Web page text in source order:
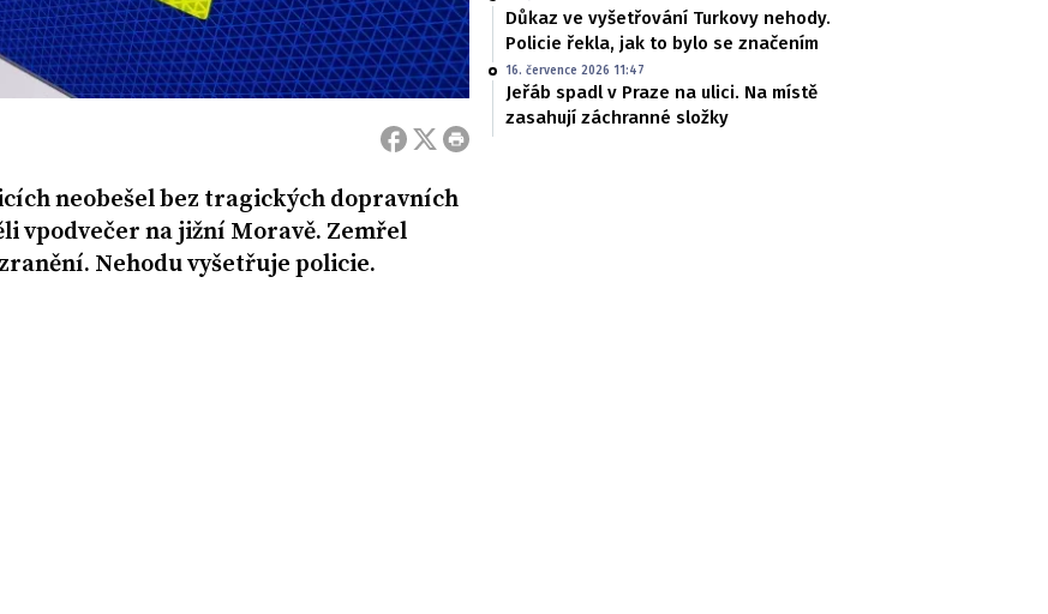
neobešel bez tragických dopravních
vpodvečer na jižní Moravě. Zemřel
Nehodu vyšetřuje policie.
Důkaz ve vyšetřování Turkovy nehody.
Policie řekla, jak to bylo se značením
16. července 2026 11:47
Jeřáb spadl v Praze na ulici. Na místě
zasahují záchranné složky